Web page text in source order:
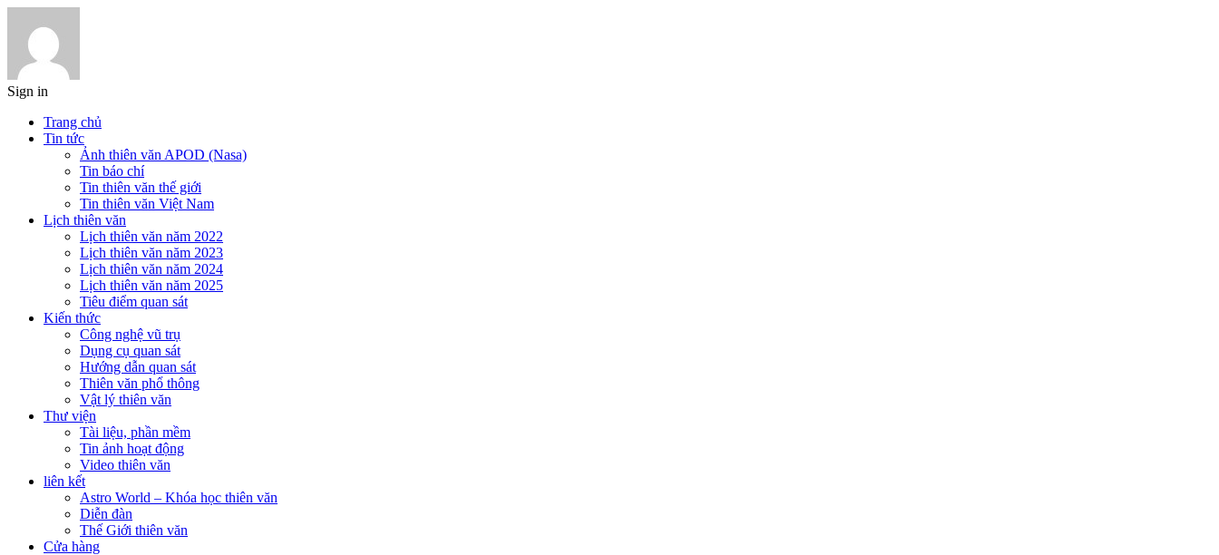
Sign in
Trang chủ
Tin tức
Ảnh thiên văn APOD (Nasa)
Tin báo chí
Tin thiên văn thế giới
Tin thiên văn Việt Nam
Lịch thiên văn
Lịch thiên văn năm 2022
Lịch thiên văn năm 2023
Lịch thiên văn năm 2024
Lịch thiên văn năm 2025
Tiêu điểm quan sát
Kiến thức
Công nghệ vũ trụ
Dụng cụ quan sát
Hướng dẫn quan sát
Thiên văn phổ thông
Vật lý thiên văn
Thư viện
Tài liệu, phần mềm
Tin ảnh hoạt động
Video thiên văn
liên kết
Astro World – Khóa học thiên văn
Diễn đàn
Thế Giới thiên văn
Cửa hàng